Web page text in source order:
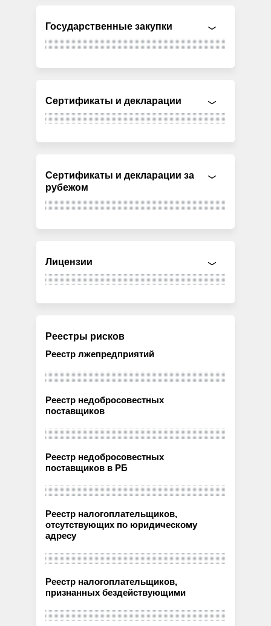
Государственные закупки
Сертификаты и декларации
Сертификаты и декларации за
рубежом
Лицензии
Реестры рисков
Реестр лжепредприятий
Реестр недобросовестных
поставщиков
Реестр недобросовестных
поставщиков в РБ
Реестр налогоплательщиков,
отсутствующих по юридическому
адресу
Реестр налогоплательщиков,
признанных бездействующими